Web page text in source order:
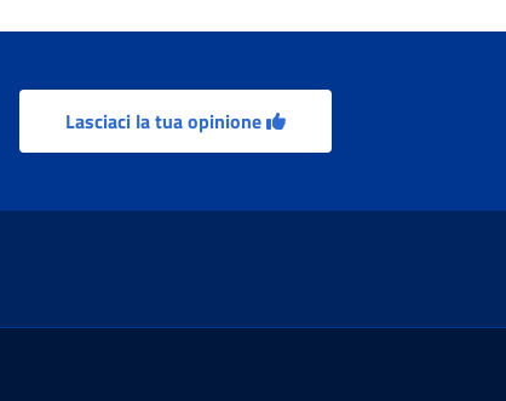
Lasciaci la tua opinione